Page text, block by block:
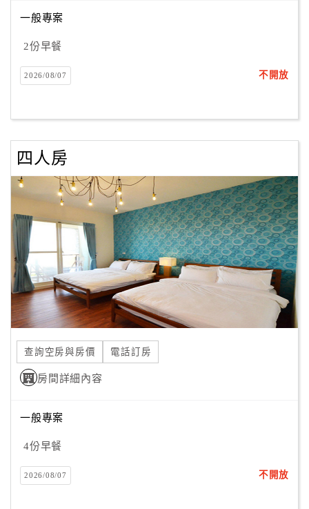
員
戶
客
服
聯
單
Line
線
上
客
服
紅
利
查
訂
房
Q&A
一般專案
2份早餐
2026/08/07 不開放
四人房
查詢空房與房價 電話訂房
房間詳細內容
一般專案
4份早餐
2026/08/07 不開放